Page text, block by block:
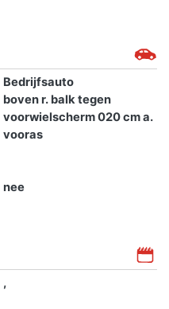
Bedrijfsauto
boven r. balk tegen
voorwielscherm 020 cm a.
vooras
nee
,